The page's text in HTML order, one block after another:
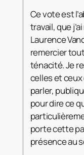
Ce vote est
travail, que
Laurence
remercier
ténacité. Je
celles et
parler,
pour dire ce
porte cette
présence au